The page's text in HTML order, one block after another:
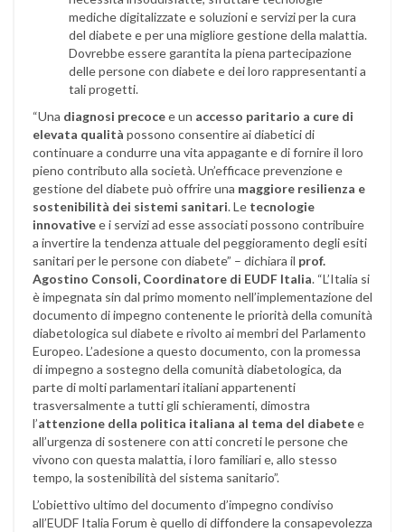
mediche digitalizzate e soluzioni e servizi per la cura
del diabete e per una migliore gestione della malattia.
Dovrebbe essere garantita la piena partecipazione
delle persone con diabete e dei loro rappresentanti a
tali progetti.
“Una diagnosi precocee un accesso paritario a cure di
elevata qualità possono consentire ai diabetici di
continuare a condurre una vita appagante e di fornire il loro
pieno contributo alla società. Un’efficace prevenzione e
gestione del diabete può offrire una maggiore resilienza e
sostenibilità dei sistemi sanitari. Le tecnologie
innovativee i servizi ad esse associati possono contribuire
a invertire la tendenza attuale del peggioramento degli esiti
sanitari per le persone con diabete” – dichiara il prof.
Agostino Consoli, Coordinatore di EUDF Italia. “L’Italia si
è impegnata sin dal primo momento nell’implementazione del
documento di impegno contenente le priorità della comunità
diabetologica sul diabete e rivolto ai membri del Parlamento
Europeo. L’adesione a questo documento, con la promessa
di impegno a sostegno della comunità diabetologica, da
parte di molti parlamentari italiani appartenenti
trasversalmente a tutti gli schieramenti, dimostra
l’attenzione della politica italiana al tema del diabetee
all’urgenza di sostenere con atti concreti le persone che
vivono con questa malattia, i loro familiari e, allo stesso
tempo, la sostenibilità del sistema sanitario”.
L’obiettivo ultimo del documento d’impegno condiviso
all’EUDF Italia Forum è quello di diffondere la consapevolezza